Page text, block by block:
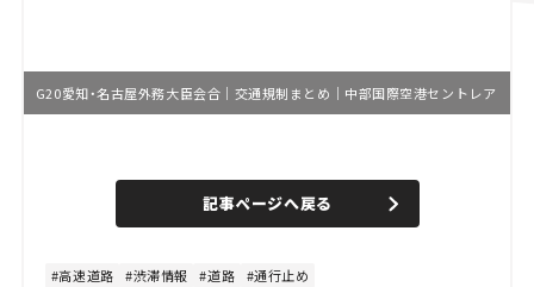
G20愛知・名古屋外務大臣会合｜交通規制まとめ｜中部国際空港セントレア
n
e
d
8
記事ページへ戻る
高速道路 渋滞情報 道路 通行止め